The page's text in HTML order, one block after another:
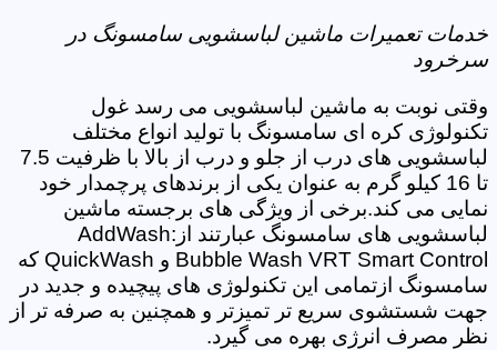
خدمات تعمیرات ماشین لباسشویی سامسونگ در
سرخرود
وقتی نوبت به ماشین لباسشویی می رسد غول
تکنولوژی کره ای سامسونگ با تولید انواع مختلف
لباسشویی های درب از جلو و درب از بالا با ظرفیت 7.5
تا 16 کیلو گرم به عنوان یکی از برندهای پرچمدار خود
نمایی می کند.برخی از ویژگی های برجسته ماشین
لباسشویی های سامسونگ عبارتند از:AddWash
Bubble Wash VRT Smart Control و QuickWash که
سامسونگ ازتمامی این تکنولوژی های پیچیده و جدید در
جهت شستشوی سریع تر تمیزتر و همچنین به صرفه تر از
نظر مصرف انرژی بهره می گیرد.